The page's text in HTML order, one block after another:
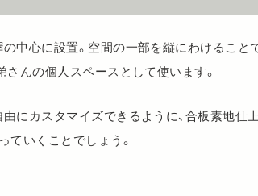
中心に設置。空間の一部を縦にわけること
さんの個人スペースとして使います。
にカスタマイズできるように、合板素地仕
ていくことでしょう。